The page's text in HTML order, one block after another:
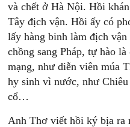
và chết ở Hà Nội. Hồi
Tây địch vận. Hồi ấy có
lấy hàng binh làm địch
chồng sang Pháp, tự hào
mạng, như diễn viên múa
hy sinh vì nước, như
cổ…
Anh Thơ viết hồi ký bịa ra